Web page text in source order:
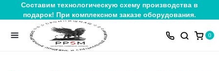
Составим технологическую схему производства в
подарок! При комплексном заказе оборудования.
0